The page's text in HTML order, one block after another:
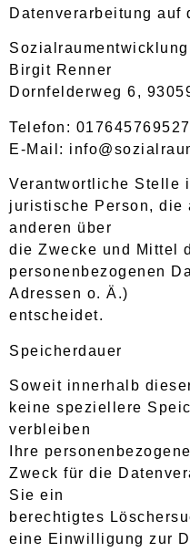
Datenverarbeitung auf
Birgit Renner
Dornfelderweg 6,
Telefon: 017645769527
E-Mail:
Verantwortliche Stelle
juristische Person, die
anderen über
die Zwecke und Mittel
personenbezogenen
Adressen o. Ä.)
entscheidet.
Speicherdauer
Soweit innerhalb
keine speziellere
verbleiben
Ihre
Zweck für die
Sie ein
berechtigtes
eine Einwilligung zur